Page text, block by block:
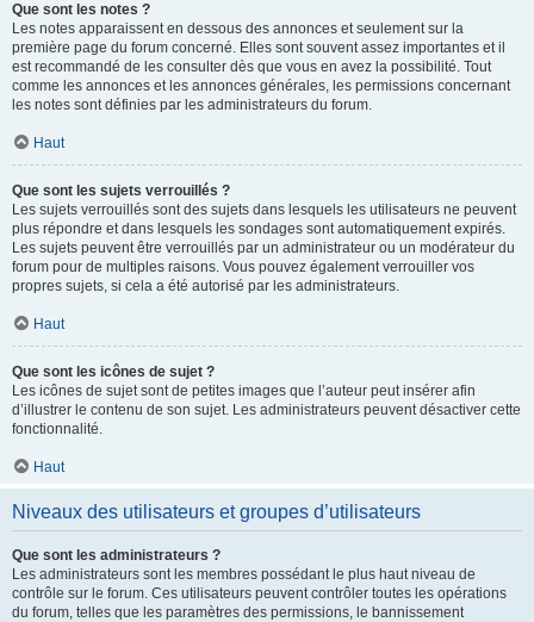
Que sont les notes ?
Les notes apparaissent en dessous des annonces et seulement sur la
première page du forum concerné. Elles sont souvent assez importantes et il
est recommandé de les consulter dès que vous en avez la possibilité. Tout
comme les annonces et les annonces générales, les permissions concernant
les notes sont définies par les administrateurs du forum.
Haut
Que sont les sujets verrouillés ?
Les sujets verrouillés sont des sujets dans lesquels les utilisateurs ne peuvent
plus répondre et dans lesquels les sondages sont automatiquement expirés.
Les sujets peuvent être verrouillés par un administrateur ou un modérateur du
forum pour de multiples raisons. Vous pouvez également verrouiller vos
propres sujets, si cela a été autorisé par les administrateurs.
Haut
Que sont les icônes de sujet ?
Les icônes de sujet sont de petites images que l’auteur peut insérer afin
d’illustrer le contenu de son sujet. Les administrateurs peuvent désactiver cette
fonctionnalité.
Haut
Niveaux des utilisateurs et groupes d’utilisateurs
Que sont les administrateurs ?
Les administrateurs sont les membres possédant le plus haut niveau de
contrôle sur le forum. Ces utilisateurs peuvent contrôler toutes les opérations
du forum, telles que les paramètres des permissions, le bannissement